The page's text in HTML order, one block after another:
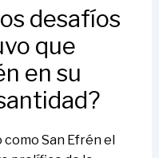
desafíos
que
en su
San Efrén el